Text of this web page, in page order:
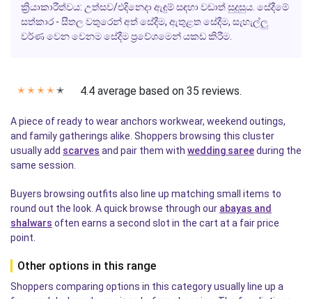
ක්‍රියාකාරීත්වය: උත්සව/එදිනෙදා ඇඳුම් සඳහා වඩාත් සුදුසුය. සේදීමේ
සත්කාර - සීතල වතුරෙන් අත් සේදීම, ඇතුළත සේදීම, සැහැල්ලු
වර්ණ වෙන වෙනම සේදීම ප්‍රවේශමෙන් යකඩ කිරීම.
✭ ✭ ✭ ✭ ✭ 4.4 average based on 35 reviews.
A piece of ready to wear anchors workwear, weekend outings,
and family gatherings alike. Shoppers browsing this cluster
usually add scarves and pair them with wedding sareeduring the
same session.
Buyers browsing outfits also line up matching small items to
round out the look. A quick browse through our abayas and
shalwars often earns a second slot in the cart at a fair price
point.
Other options in this range
Shoppers comparing options in this category usually line up a